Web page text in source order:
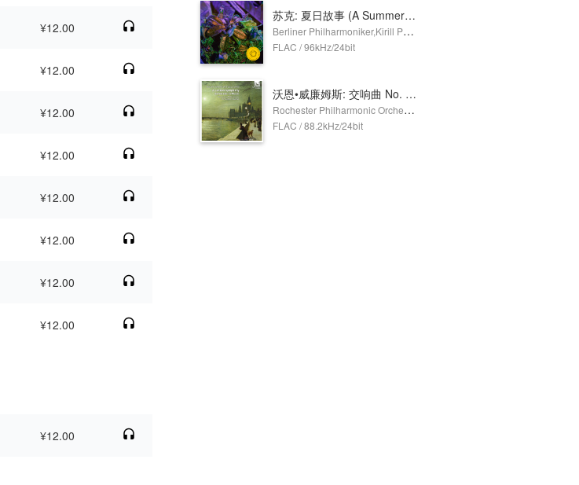
¥12.00
¥12.00
¥12.00
¥12.00
¥12.00
¥12.00
¥12.00
¥12.00
¥12.00
苏克: 夏日故事 (A Summer's Tale), Op. 29
Berliner Philharmoniker,Kirill Petrenko
FLAC / 96kHz/24bit
沃恩•威廉姆斯: 交响曲 No. 2 & 音乐小夜曲
Rochester Philharmonic Orchestra,Christopher Seaman
FLAC / 88.2kHz/24bit